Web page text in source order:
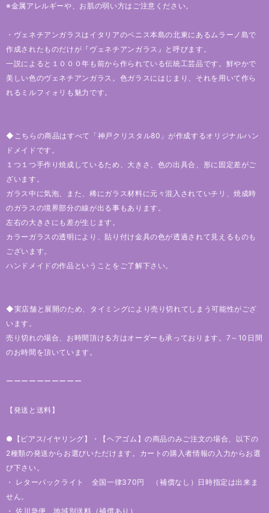
※金属アレルギーや、お肌の弱い方はご注意ください。
・ヴェネチアンガラスはイタリアのベニス本島の北東にあるムラーノ島で
作成されたものだけが『ヴェネチアンガラス』と呼びます。
一説によると１０００年も前から作られている伝統工芸品です。鮮やかで
美しい色のヴェネチアンガラス。色ガラスにはじまり、それを用いて作ら
れるミルフィォリも魅力です。
◆こちらの商品はすべて「神戸クリスタル80」が作成するオリジナルハン
ドメイドです。
１つ１つ手作り焼成しているため、大きさ、色の出具合、形に固定差がご
ざいます。
ガラス中に気泡、また、稀にガラス材料に元々混入されていチリ、焼成時
のガラスの境界部分の線が出る事もあります。
左右の大きさにも差が生じます。
カラーガラスの透明により、貼り付け金具の色が透過されて見えるものも
ございます。
ハンドメイドの作品ということをご了解下さい。
◆実店舗と展開のため、タイミングにより売り切れてしまう可能性がござ
います。
売り切れの場合、お時間頂ける方はオーダーも承っております。7～10日間
のお時間を頂いています。
ーーーーーーーーーー
【発送と送料】
●【ピアス/イヤリング】・【ヘアゴム】の商品のみご注文の場合、以下の
2種類の発送からお選びいただけます。カートの購入者情報の入力からお選
び下さい。
・ レターパックライト 全国一律370円 （補償なし）日時指定は出来ま
せん。
・ 佐川急便 地域別送料（補償あり）